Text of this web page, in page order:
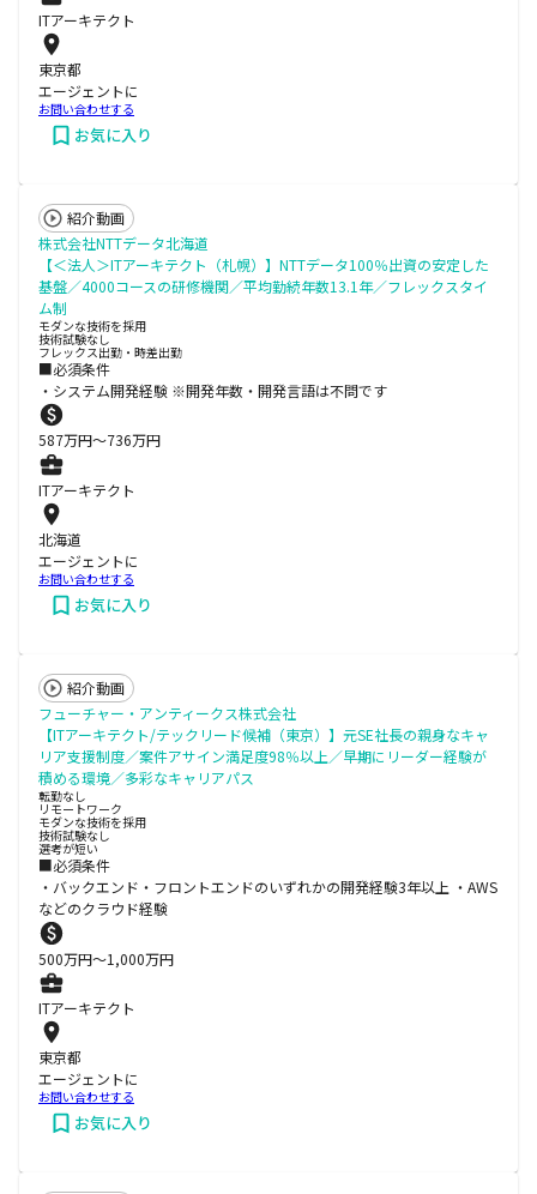
ITアーキテクト
東京都
エージェントに
お問い合わせする
お気に入り
紹介動画
株式会社NTTデータ北海道
【＜法人＞ITアーキテクト（札幌）】NTTデータ100％出資の安定した
基盤／4000コースの研修機関／平均勤続年数13.1年／フレックスタイ
ム制
モダンな技術を採用
技術試験なし
フレックス出勤・時差出勤
■必須条件
・システム開発経験 ※開発年数・開発言語は不問です
587万円〜736万円
ITアーキテクト
北海道
エージェントに
お問い合わせする
お気に入り
紹介動画
フューチャー・アンティークス株式会社
【ITアーキテクト/テックリード候補（東京）】元SE社長の親身なキャ
リア支援制度／案件アサイン満足度98％以上／早期にリーダー経験が
積める環境／多彩なキャリアパス
転勤なし
リモートワーク
モダンな技術を採用
技術試験なし
選考が短い
■必須条件
・バックエンド・フロントエンドのいずれかの開発経験3年以上 ・AWS
などのクラウド経験
500万円〜1,000万円
ITアーキテクト
東京都
エージェントに
お問い合わせする
お気に入り